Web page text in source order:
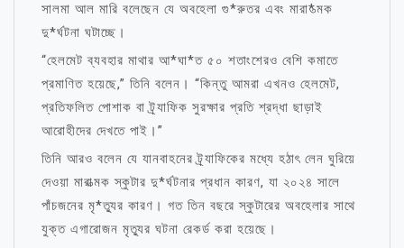
সালমা আল মারি বলেছেন যে অবহেলা গু*রুতর এবং মারা*ত্মক
দু*র্ঘটনা ঘটাচ্ছে।
“হেলমেট ব্যবহার মাথার আ*ঘা*ত ৫০ শতাংশেরও বেশি কমাতে
প্রমাণিত হয়েছে,” তিনি বলেন। “কিন্তু আমরা এখনও হেলমেট,
প্রতিফলিত পোশাক বা ট্র্যাফিক সুরক্ষার প্রতি শ্রদ্ধা ছাড়াই
আরোহীদের দেখতে পাই।”
তিনি আরও বলেন যে যানবাহনের ট্র্যাফিকের মধ্যে হঠাৎ লেন ঘুরিয়ে
দেওয়া মারাত্মক স্কুটার দু*র্ঘটনার প্রধান কারণ, যা ২০২৪ সালে
পাঁচজনের মৃ*ত্যুর কারণ। গত তিন বছরে স্কুটারের অবহেলার সাথে
যুক্ত এগারোজন মৃত্যুর ঘটনা রেকর্ড করা হয়েছে।